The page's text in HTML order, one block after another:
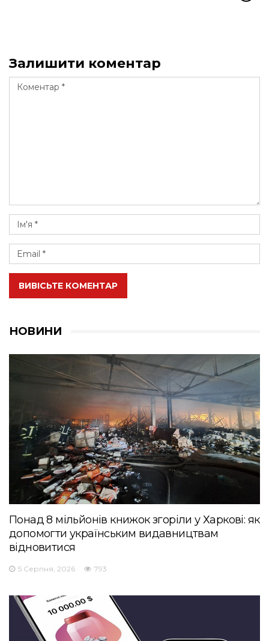
Залишити коментар
ВИВІСЬТЕ КОМЕНТАР
НОВИНИ
Понад 8 мільйонів книжок згоріли у Харкові: як
допомогти українським видавництвам
відновитися
5 Серпня, 2026 793